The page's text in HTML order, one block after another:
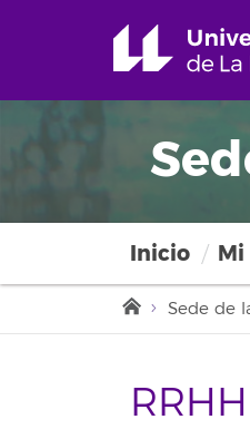
Inicio Mi
Sede de